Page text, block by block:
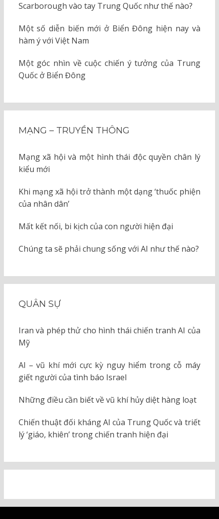
Scarborough vào tay Trung Quốc như thế nào?
Một số diễn biến mới ở Biển Đông hiện nay và
hàm ý với Việt Nam
Một góc nhìn về cuộc chiến ý tưởng của Trung
Quốc ở Biển Đông
MẠNG – TRUYỀN THÔNG
Mạng xã hội và một hình thái độc quyền chân lý
kiểu mới
Khi mạng xã hội trở thành một dạng ‘thuốc phiện
của nhân dân’
Mất kết nối, bi kịch của con người hiện đại
Chúng ta sẽ phải chung sống với AI như thế nào?
QUÂN SỰ
Iran và phép thử cho hình thái chiến tranh AI của
Mỹ
AI – vũ khí mới cực kỳ nguy hiểm trong cỗ máy
giết người của tình báo Israel
Những điều cần biết về vũ khí hủy diệt hàng loạt
Chiến thuật đối kháng AI của Trung Quốc và triết
lý ‘giáo, khiên’ trong chiến tranh hiện đại